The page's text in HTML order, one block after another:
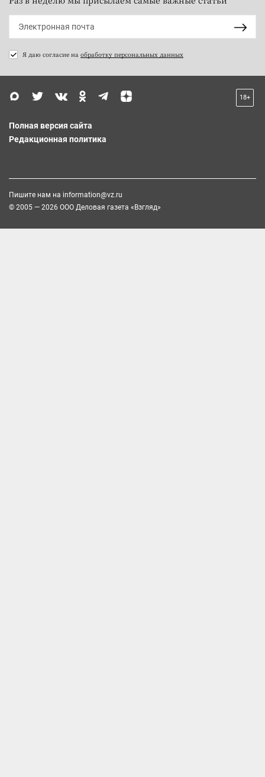
Я даю согласие на обработку персональных данных
18+
Полная версия сайта
Редакционная политика
Пишите нам на information@vz.ru
© 2005 — 2026 ООО Деловая газета «Взгляд»